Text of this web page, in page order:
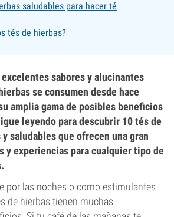
saludables para hacer té
tés de hierbas?
sabores y alucinantes
se consumen desde hace
amplia gama de posibles beneficios
leyendo para descubrir 10 tés de
saludables que ofrecen una gran
y experiencias para cualquier tipo de
por las noches o como estimulantes
de hierbas tienen muchas